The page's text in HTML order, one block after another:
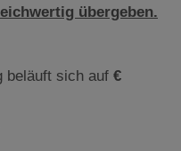
übergeben.
beläuft sich auf €